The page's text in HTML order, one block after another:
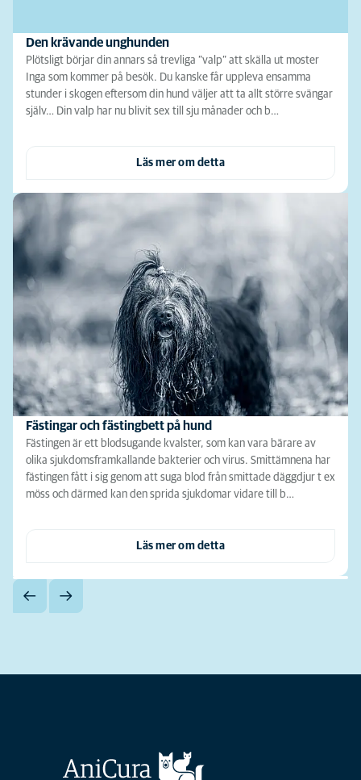
Den krävande unghunden
Plötsligt börjar din annars så trevliga ”valp” att skälla ut moster
Inga som kommer på besök. Du kanske får uppleva ensamma
stunder i skogen eftersom din hund väljer att ta allt större svängar
själv… Din valp har nu blivit sex till sju månader och b…
Läs mer om detta
Fästingar och fästingbett på hund
Fästingen är ett blodsugande kvalster, som kan vara bärare av
olika sjukdomsframkallande bakterier och virus. Smittämnena har
fästingen fått i sig genom att suga blod från smittade däggdjur t ex
möss och därmed kan den sprida sjukdomar vidare till b…
Läs mer om detta